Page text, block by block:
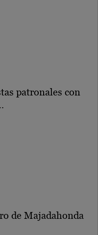
patronales con
de Majadahonda